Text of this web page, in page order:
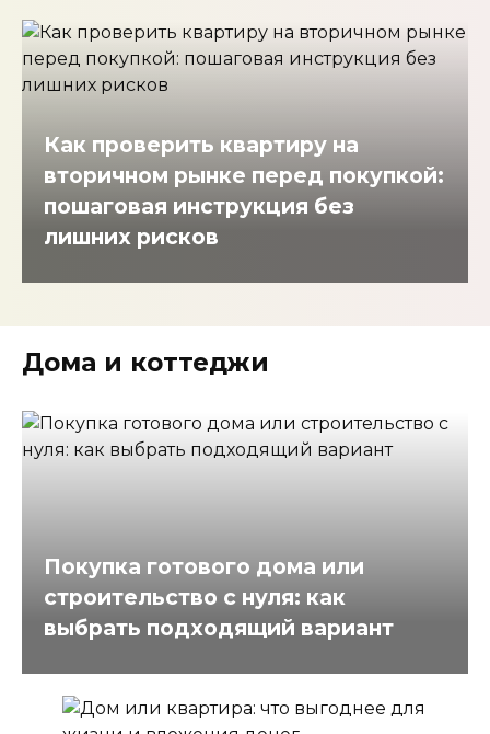
Как проверить квартиру на
вторичном рынке перед покупкой:
пошаговая инструкция без
лишних рисков
Дома и коттеджи
Покупка готового дома или
строительство с нуля: как
выбрать подходящий вариант